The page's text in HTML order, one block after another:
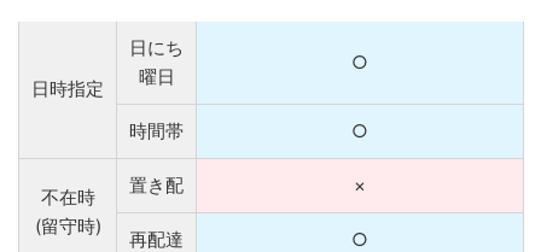
日時指定
日にち
曜日
○
時間帯 ○
不在時
(留守時)
置き配 ×
再配達 ○